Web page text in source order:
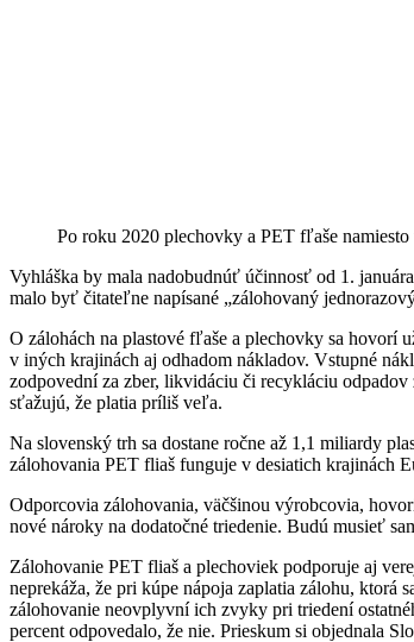
Po roku 2020 plechovky a PET fľaše
Vyhláška by mala nadobudnúť účinnosť od 1.
malo byť čitateľne napísané „zálohovaný
O zálohách na plastové fľaše a plechovky sa hovorí
v iných krajinách aj odhadom nákladov. Vstupné
zodpovední za zber, likvidáciu či recykláciu
sťažujú, že platia príliš veľa.
Na slovenský trh sa dostane ročne až 1,1 miliardy
zálohovania PET fliaš funguje v desiatich krajinách
Odporcovia zálohovania, väčšinou výrobcovia,
nové nároky na dodatočné triedenie. Budú musieť
Zálohovanie PET fliaš a plechoviek podporuje aj
neprekáža, že pri kúpe nápoja zaplatia zálohu,
zálohovanie neovplyvní ich zvyky pri triedení
percent odpovedalo, že nie. Prieskum si objednala